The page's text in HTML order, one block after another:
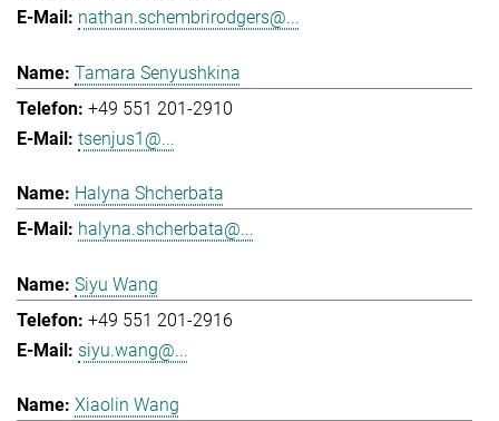
nathan.schembrirodgers@...
Tamara Senyushkina
+49 551 201-2910
tsenjus1@...
Halyna Shcherbata
halyna.shcherbata@...
Siyu Wang
+49 551 201-2916
siyu.wang@...
Xiaolin Wang